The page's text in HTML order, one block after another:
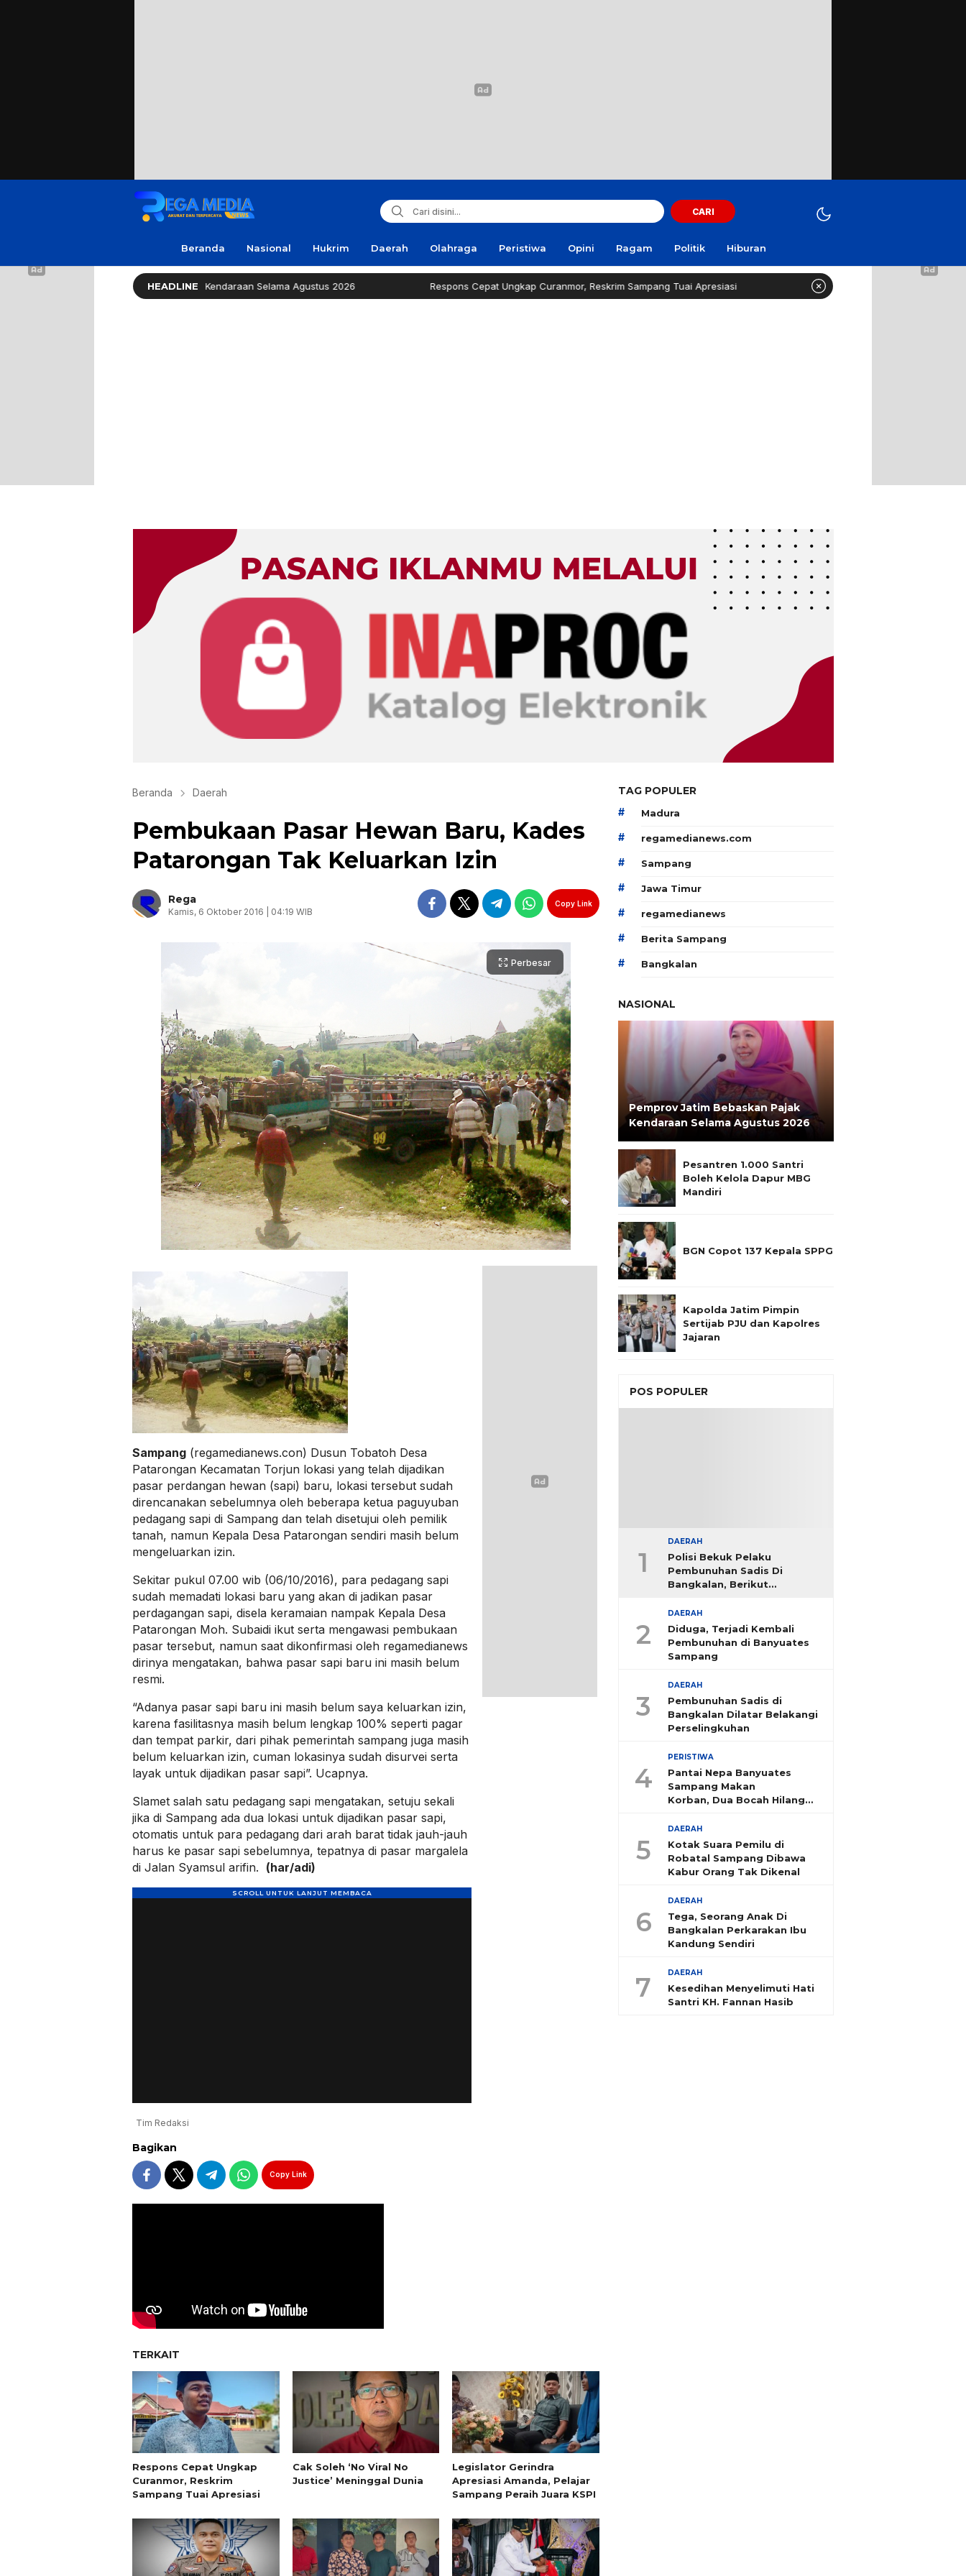
CARI
Beranda Nasional Hukrim Daerah Olahraga Peristiwa Opini Ragam Politik Hiburan
HEADLINE
Jatim Bebaskan Pajak Kendaraan Selama Agustus 2026 Respons Cepat Ungkap Curanmor, Reskrim Sampang Tuai Apresiasi Curi Motor! Dua Warga Batuporo Sampang Dibui
Beranda Daerah
Pembukaan Pasar Hewan Baru, Kades
Patarongan Tak Keluarkan Izin
Rega
Kamis, 6 Oktober 2016 | 04:19 WIB
Copy Link
Perbesar
Sampang (regamedianews.con) Dusun Tobatoh Desa
Patarongan Kecamatan Torjun lokasi yang telah dijadikan
pasar perdangan hewan (sapi) baru, lokasi tersebut sudah
direncanakan sebelumnya oleh beberapa ketua paguyuban
pedagang sapi di Sampang dan telah disetujui oleh pemilik
tanah, namun Kepala Desa Patarongan sendiri masih belum
mengeluarkan izin.
Sekitar pukul 07.00 wib (06/10/2016), para pedagang sapi
sudah memadati lokasi baru yang akan di jadikan pasar
perdagangan sapi, disela keramaian nampak Kepala Desa
Patarongan Moh. Subaidi ikut serta mengawasi pembukaan
pasar tersebut, namun saat dikonfirmasi oleh regamedianews
dirinya mengatakan, bahwa pasar sapi baru ini masih belum
resmi.
“Adanya pasar sapi baru ini masih belum saya keluarkan izin,
karena fasilitasnya masih belum lengkap 100% seperti pagar
dan tempat parkir, dari pihak pemerintah sampang juga masih
belum keluarkan izin, cuman lokasinya sudah disurvei serta
layak untuk dijadikan pasar sapi”. Ucapnya.
Slamet salah satu pedagang sapi mengatakan, setuju sekali
jika di Sampang ada dua lokasi untuk dijadikan pasar sapi,
otomatis untuk para pedagang dari arah barat tidak jauh-jauh
harus ke pasar sapi sebelumnya, tepatnya di pasar margalela
di Jalan Syamsul arifin. (har/adi)
Tim Redaksi
Bagikan
Copy Link
TERKAIT
Respons Cepat Ungkap
Curanmor, Reskrim
Sampang Tuai Apresiasi
Cak Soleh ‘No Viral No
Justice’ Meninggal Dunia
Legislator Gerindra
Apresiasi Amanda, Pelajar
Sampang Peraih Juara KSPI
TAG POPULER
# Madura
# regamedianews.com
# Sampang
# Jawa Timur
# regamedianews
# Berita Sampang
# Bangkalan
NASIONAL
Pemprov Jatim Bebaskan Pajak
Kendaraan Selama Agustus 2026
Pesantren 1.000 Santri
Boleh Kelola Dapur MBG
Mandiri
BGN Copot 137 Kepala SPPG
Kapolda Jatim Pimpin
Sertijab PJU dan Kapolres
Jajaran
POS POPULER
1
DAERAH
Polisi Bekuk Pelaku
Pembunuhan Sadis Di
Bangkalan, Berikut
2
DAERAH
Diduga, Terjadi Kembali
Pembunuhan di Banyuates
Sampang
3
DAERAH
Pembunuhan Sadis di
Bangkalan Dilatar Belakangi
Perselingkuhan
4
PERISTIWA
Pantai Nepa Banyuates
Sampang Makan
Korban, Dua Bocah Hilang
5
DAERAH
Kotak Suara Pemilu di
Robatal Sampang Dibawa
Kabur Orang Tak Dikenal
6
DAERAH
Tega, Seorang Anak Di
Bangkalan Perkarakan Ibu
Kandung Sendiri
7 DAERAH
Kesedihan Menyelimuti Hati
Santri KH. Fannan Hasib